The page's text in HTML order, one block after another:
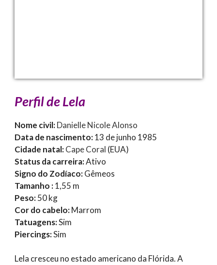
Perfil de Lela
Nome civil:Danielle Nicole Alonso
Data de nascimento:13 de junho 1985
Cidade natal:Cape Coral (EUA)
Status da carreira:Ativo
Signo do Zodíaco:Gêmeos
Tamanho :1,55 m
Peso:50 kg
Cor do cabelo:Marrom
Tatuagens:Sim
Piercings:Sim
Lela cresceu no estado americano da Flórida. A